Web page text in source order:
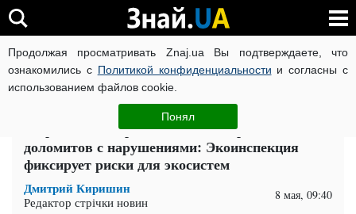
Продолжая просматривать Znaj.ua Вы подтверждаете, что
ознакомились с Политикой конфиденциальности и согласны с
использованием файлов cookie.
Понял
ВОЙНА РОССИИ ПРОТИВ УКРАИНЫ КОРОНАВИРУС В
Общество ЧИТАТИ УКРАЇНСЬКОЮ
Разработка Негребовского месторождения
доломитов с нарушениями: Экоинспекция
фиксирует риски для экосистем
Дмитрий Киришин
Редактор стрічки новин 8 мая, 09:40